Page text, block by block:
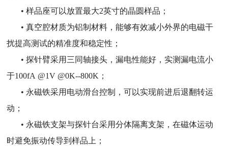
• 样品座可以放置最大2英寸的晶圆样品；
• 真空腔材质为铝制材料，能够有效减小外界的电磁干
扰提高测试的精准度和稳定性；
• 探针臂采用三同轴接头，漏电性能好，实测漏电流小
于100fA @1V @0K--800K；
• 永磁铁采用电动滑台控制，可以实现前进后退翻转运
动；
• 永磁铁支架与探针台采用分体隔离支架，在磁体运动
时避免振动传导到样品上；